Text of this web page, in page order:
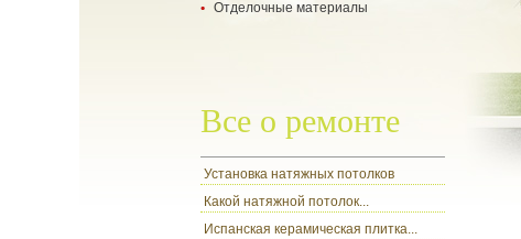
- укладка ламината
Отделочные материалы
Все о ремонте
Установка натяжных потолков
Какой натяжной потолок...
Испанская керамическая плитка...